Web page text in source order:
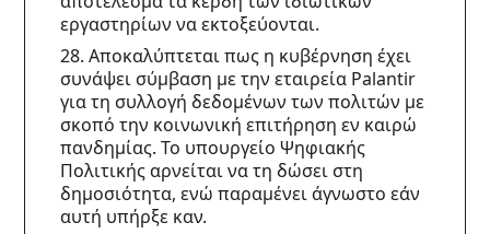
εργαστηρίων να εκτοξεύονται.
28. Αποκαλύπτεται πως η κυβέρνηση έχει
συνάψει σύμβαση με την εταιρεία Palantir
για τη συλλογή δεδομένων των πολιτών με
σκοπό την κοινωνική επιτήρηση εν καιρώ
πανδημίας. Το υπουργείο Ψηφιακής
Πολιτικής αρνείται να τη δώσει στη
δημοσιότητα, ενώ παραμένει άγνωστο εάν
αυτή υπήρξε καν.